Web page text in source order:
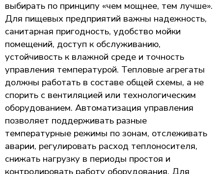
выбирать по принципу «чем мощнее, тем лучше».
Для пищевых предприятий важны надежность,
санитарная пригодность, удобство мойки
помещений, доступ к обслуживанию,
устойчивость к влажной среде и точность
управления температурой. Тепловые агрегаты
должны работать в составе общей схемы, а не
спорить с вентиляцией или технологическим
оборудованием. Автоматизация управления
позволяет поддерживать разные
температурные режимы по зонам, отслеживать
аварии, регулировать расход теплоносителя,
снижать нагрузку в периоды простоя и
контролировать работу оборудования. Для